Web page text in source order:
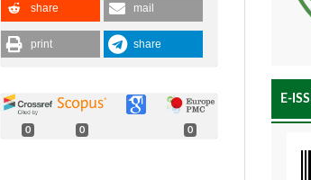
share mail
print share
0 0 0
E-